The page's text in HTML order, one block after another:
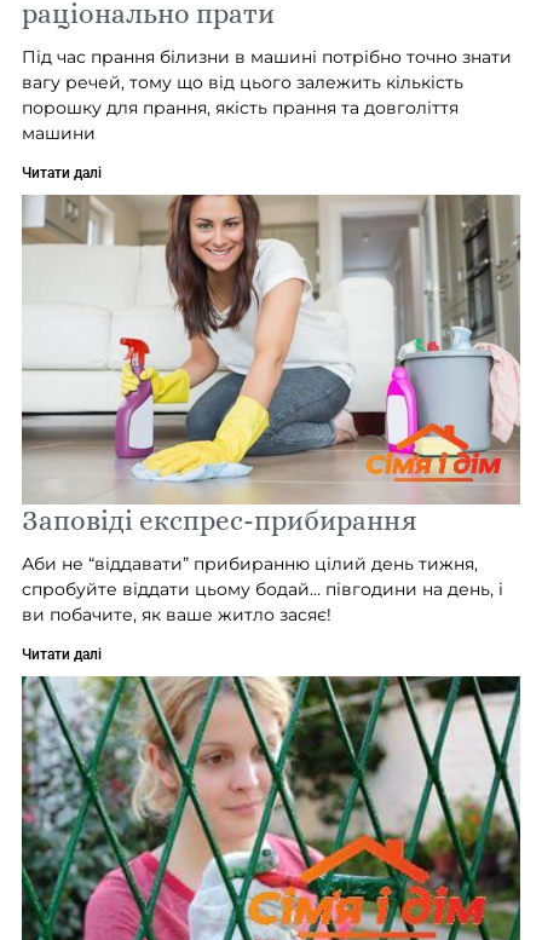
раціонально прати
Під час прання білизни в машині потрібно точно знати
вагу речей, тому що від цього залежить кількість
порошку для прання, якість прання та довголіття
машини
Читати далі
Заповіді експрес-прибирання
Аби не “віддавати” прибиранню цілий день тижня,
спробуйте віддати цьому бодай… півгодини на день, і
ви побачите, як ваше житло засяє!
Читати далі